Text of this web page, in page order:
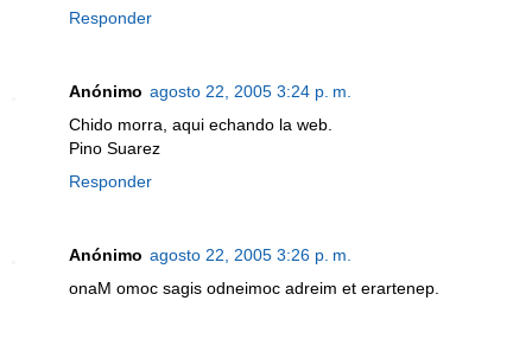
Responder
Anónimo agosto 22, 2005 3:24 p. m.
Chido morra, aqui echando la web.
Pino Suarez
Responder
Anónimo agosto 22, 2005 3:26 p. m.
onaM omoc sagis odneimoc adreim et erartenep.